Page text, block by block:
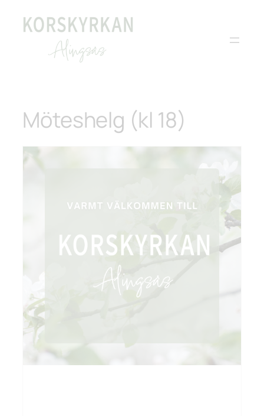
Möteshelg (kl 18)